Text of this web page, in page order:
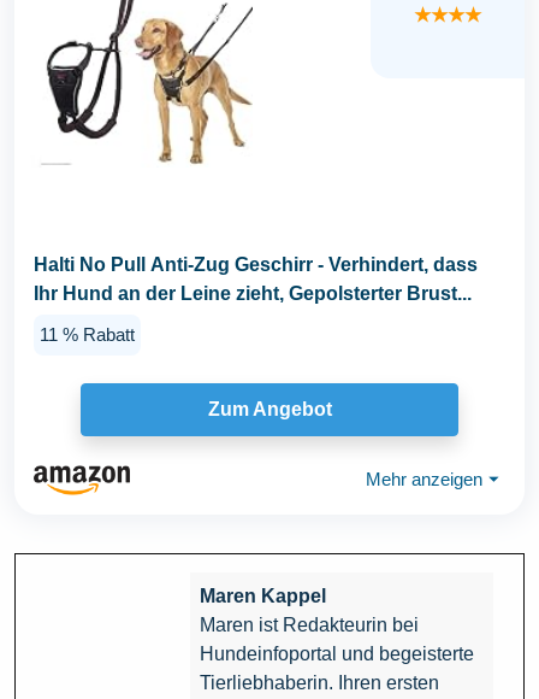
★★★★
Halti No Pull Anti-Zug Geschirr - Verhindert, dass
Ihr Hund an der Leine zieht, Gepolsterter Brust...
11 % Rabatt
Zum Angebot
Mehr anzeigen ⏷
Maren Kappel
Maren ist Redakteurin bei
Hundeinfoportal und begeisterte
Tierliebhaberin. Ihren ersten